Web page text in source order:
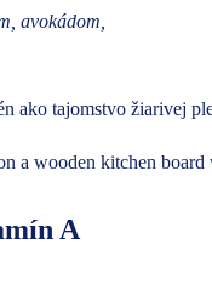
avokádom,
a wooden kitchen
A